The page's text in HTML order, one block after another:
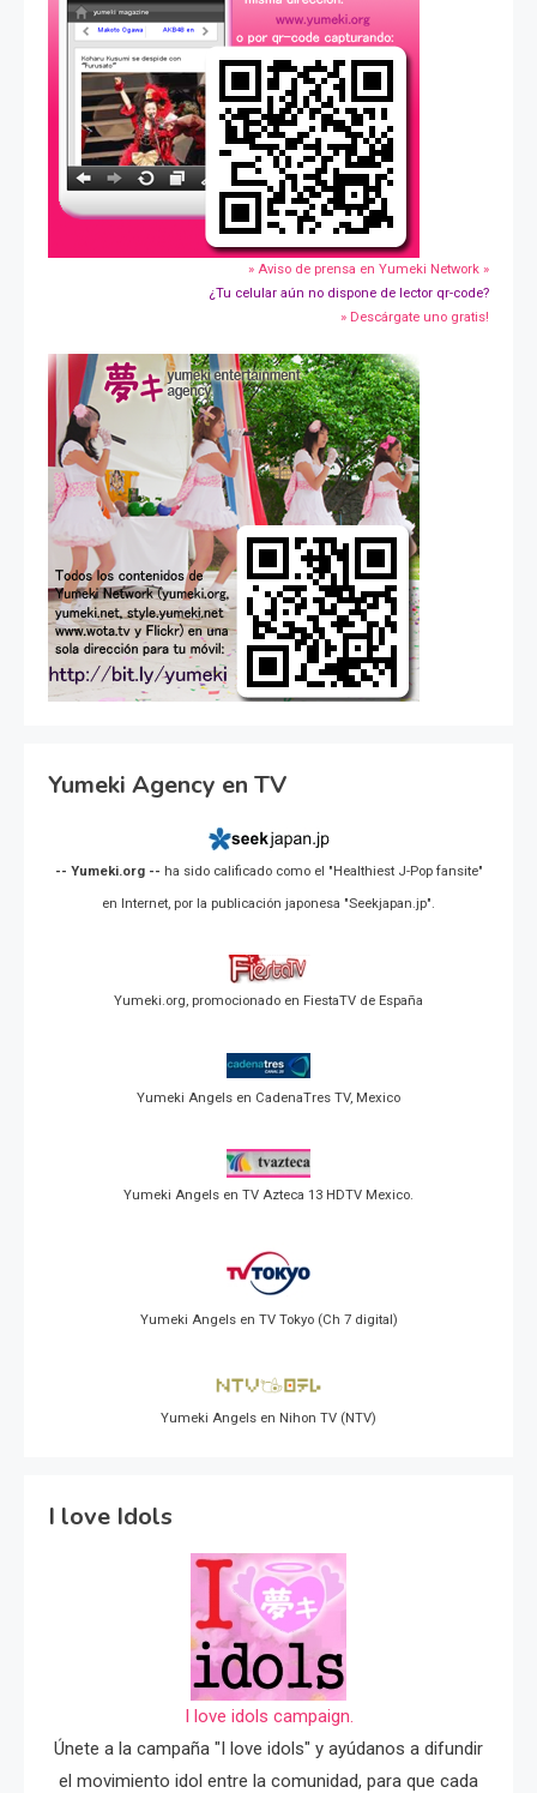
» Aviso de prensa en Yumeki Network »
¿Tu celular aún no dispone de lector qr-code?
» Descárgate uno gratis!
Yumeki Agency en TV
-- Yumeki.org -- ha sido calificado como el "Healthiest J-Pop fansite"
en Internet, por la publicación japonesa "Seekjapan.jp".
Yumeki.org, promocionado en FiestaTV de España
Yumeki Angels en CadenaTres TV, Mexico
Yumeki Angels en TV Azteca 13 HDTV Mexico.
Yumeki Angels en TV Tokyo (Ch 7 digital)
Yumeki Angels en Nihon TV (NTV)
I love Idols
I love idols campaign.
Únete a la campaña "I love idols" y ayúdanos a difundir
el movimiento idol entre la comunidad, para que cada